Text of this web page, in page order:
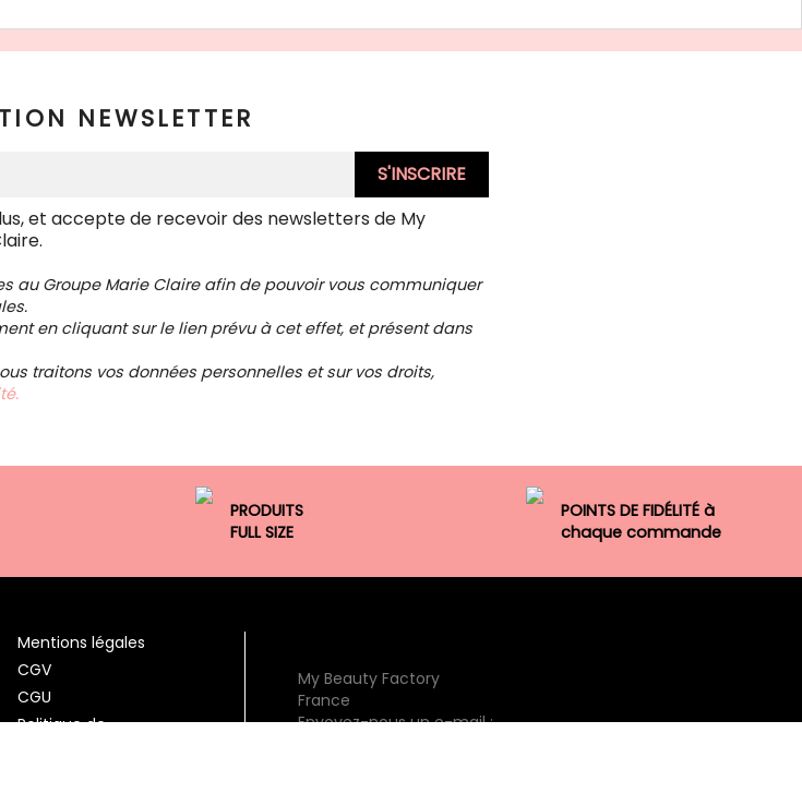
NEWSLETTER
et accepte de recevoir des newsletters de My
au Groupe Marie Claire afin de pouvoir vous communiquer
en cliquant sur le lien prévu à cet effet, et présent dans
traitons vos données personnelles et sur vos droits,
PRODUITS
FULL SIZE
POINTS DE FIDÉLITÉ à
chaque commande
Mentions légales
CGV
CGU
Politique de
My Beauty Factory
France
Envoyez-nous un e-mail :